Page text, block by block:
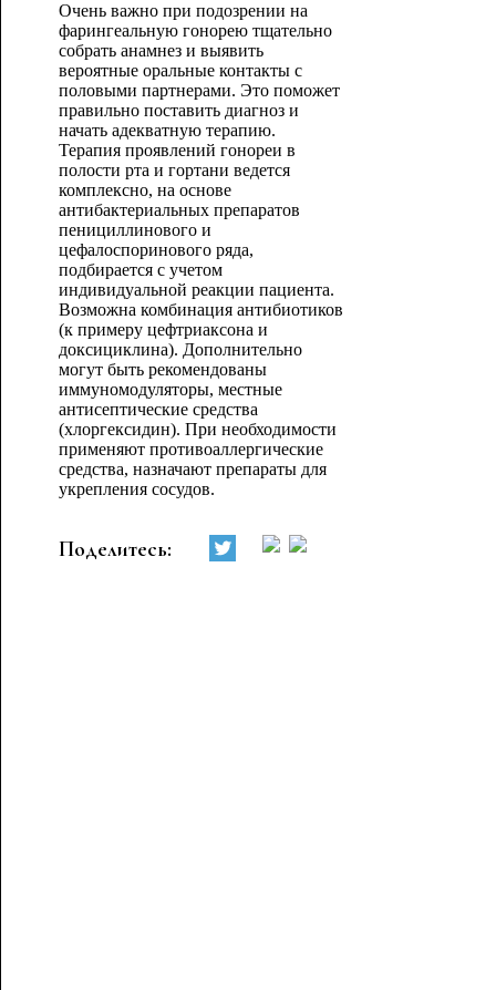
Очень важно при подозрении на
фарингеальную гонорею тщательно
собрать анамнез и выявить
вероятные оральные контакты с
половыми партнерами. Это поможет
правильно поставить диагноз и
начать адекватную терапию.
Терапия проявлений гонореи в
полости рта и гортани ведется
комплексно, на основе
антибактериальных препаратов
пенициллинового и
цефалоспоринового ряда,
подбирается с учетом
индивидуальной реакции пациента.
Возможна комбинация антибиотиков
(к примеру цефтриаксона и
доксициклина). Дополнительно
могут быть рекомендованы
иммуномодуляторы, местные
антисептические средства
(хлоргексидин). При необходимости
применяют противоаллергические
средства, назначают препараты для
укрепления сосудов.
Поделитесь: